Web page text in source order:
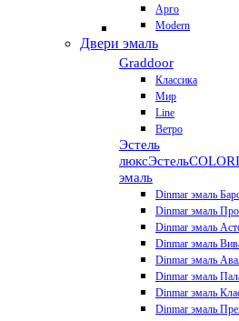
Арго
Modern
Двери эмаль
Graddoor
Классика
Мир
Line
Ветро
Эстель
люксЭстель
эмаль
Dinmar эмаль
Dinmar эмаль
Dinmar эмаль
Dinmar эмаль
Dinmar эмаль
Dinmar эмаль
Dinmar эмаль
Dinmar эмаль